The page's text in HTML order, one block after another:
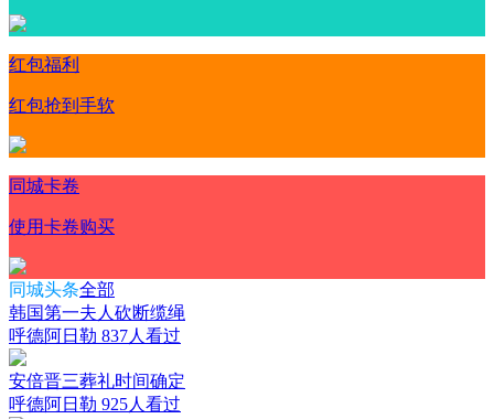
红包福利
红包抢到手软
同城卡卷
使用卡卷购买
同城头条全部
韩国第一夫人砍断缆绳
呼德阿日勒 837人看过
安倍晋三葬礼时间确定
呼德阿日勒 925人看过